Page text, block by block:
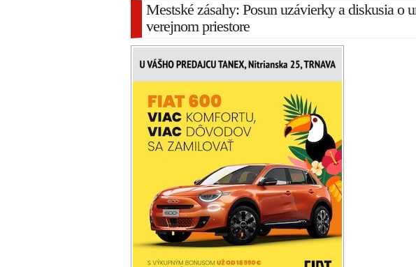
Mestské zásahy: Posun uzávierky a diskusia o
verejnom priestore